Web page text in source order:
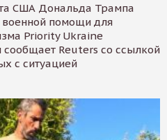
США Дональда Трампа
помощи для
Priority Ukraine
Reuters со ссылкой
с ситуацией